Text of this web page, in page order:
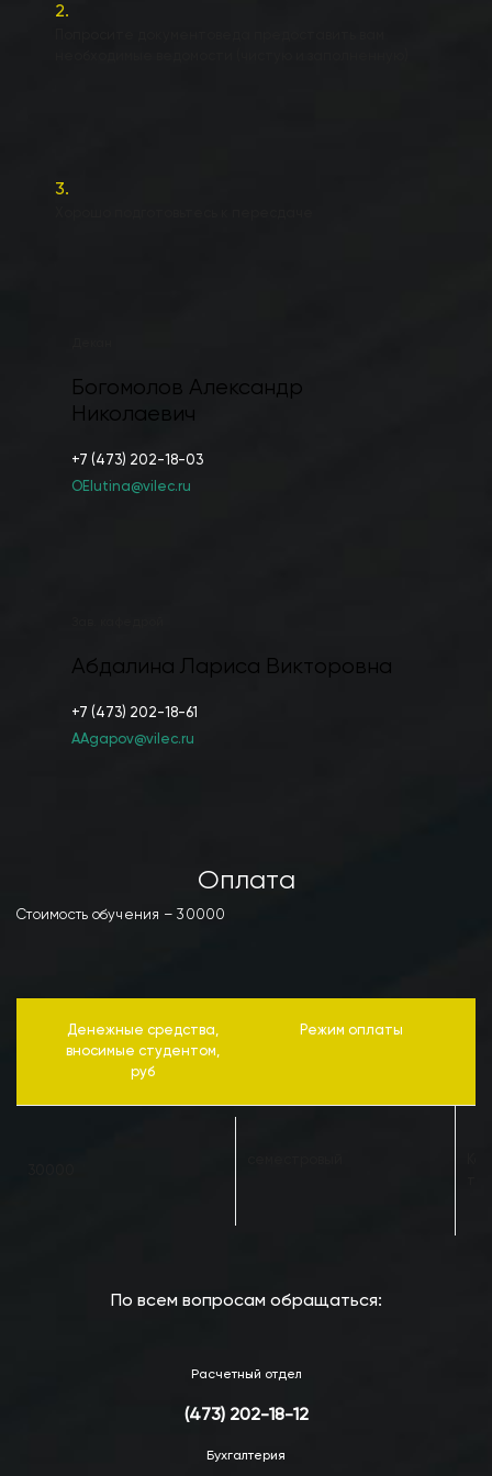
2.
3.
Богомолов Александр
Николаевич
+7 (473) 202-18-03
OElutina@vilec.ru
Абдалина Лариса Викторовна
+7 (473) 202-18-61
AAgapov@vilec.ru
Оплата
Стоимость обучения – 30000
Денежные средства,
вносимые студентом,
руб
Режим оплаты
По всем вопросам обращаться:
Расчетный отдел
(473) 202-18-12
Бухгалтерия